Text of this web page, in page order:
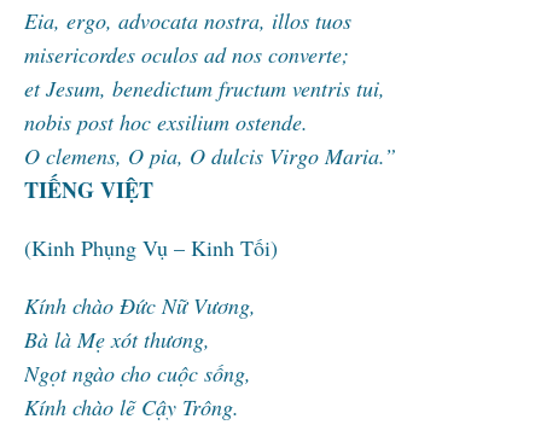
Eia, ergo, advocata nostra, illos tuos
misericordes oculos ad nos converte;
et Jesum, benedictum fructum ventris tui,
nobis post hoc exsilium ostende.
O clemens, O pia, O dulcis Virgo Maria.”
TIẾNG VIỆT
(Kinh Phụng Vụ – Kinh Tối)
Kính chào Đức Nữ Vương,
Bà là Mẹ xót thương,
Ngọt ngào cho cuộc sống,
Kính chào lẽ Cậy Trông.